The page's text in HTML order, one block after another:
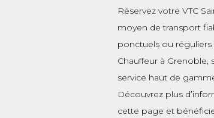
Réservez votre VTC
moyen de transport
ponctuels ou
Chauffeur à Grenoble,
service haut de
Découvrez plus
cette page et